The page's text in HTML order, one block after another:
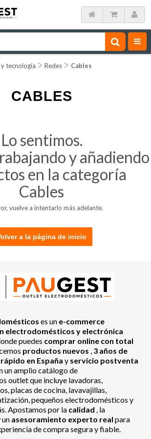
tecnología Redes Cables
CABLES
Lo sentimos.
y añadiendo
en la categoría
Cables
vuelve a intentarlo más adelante.
a la página de inicio
es un e-commerce
electrodomésticos y electrónica
puedes comprar online con total
productos nuevos , 3 años de
en España y servicio postventa
un amplio catálogo de
outlet que incluye lavadoras,
placas de cocina, lavavajillas,
pequeños electrodomésticos y
Apostamos por la calidad , la
un asesoramiento experto real para
de compra segura y fiable.